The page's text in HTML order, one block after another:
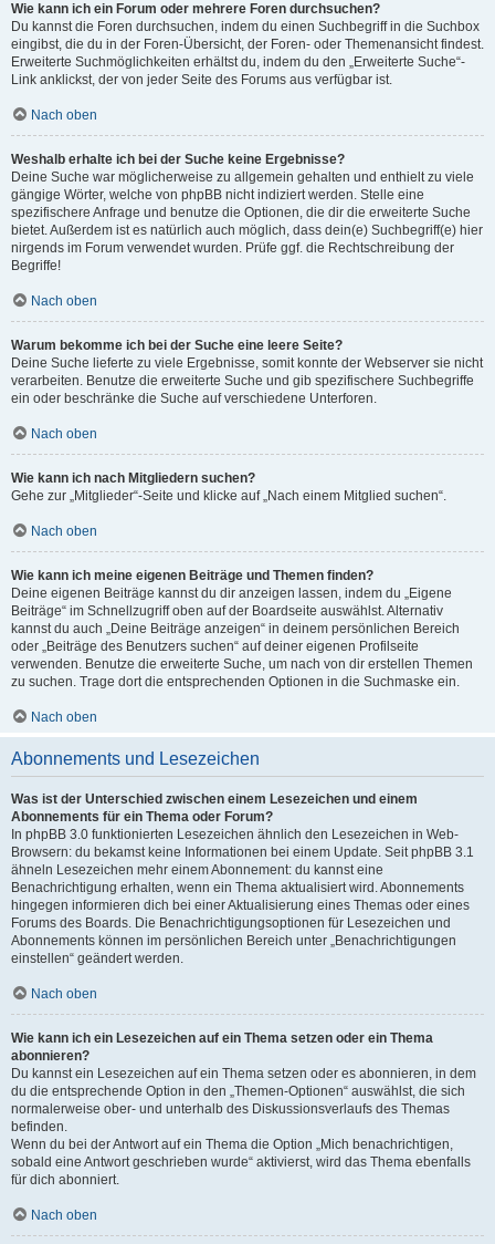
Wie kann ich ein Forum oder mehrere Foren durchsuchen?
Du kannst die Foren durchsuchen, indem du einen Suchbegriff in die Suchbox
eingibst, die du in der Foren-Übersicht, der Foren- oder Themenansicht findest.
Erweiterte Suchmöglichkeiten erhältst du, indem du den „Erweiterte Suche“-
Link anklickst, der von jeder Seite des Forums aus verfügbar ist.
Nach oben
Weshalb erhalte ich bei der Suche keine Ergebnisse?
Deine Suche war möglicherweise zu allgemein gehalten und enthielt zu viele
gängige Wörter, welche von phpBB nicht indiziert werden. Stelle eine
spezifischere Anfrage und benutze die Optionen, die dir die erweiterte Suche
bietet. Außerdem ist es natürlich auch möglich, dass dein(e) Suchbegriff(e) hier
nirgends im Forum verwendet wurden. Prüfe ggf. die Rechtschreibung der
Begriffe!
Nach oben
Warum bekomme ich bei der Suche eine leere Seite?
Deine Suche lieferte zu viele Ergebnisse, somit konnte der Webserver sie nicht
verarbeiten. Benutze die erweiterte Suche und gib spezifischere Suchbegriffe
ein oder beschränke die Suche auf verschiedene Unterforen.
Nach oben
Wie kann ich nach Mitgliedern suchen?
Gehe zur „Mitglieder“-Seite und klicke auf „Nach einem Mitglied suchen“.
Nach oben
Wie kann ich meine eigenen Beiträge und Themen finden?
Deine eigenen Beiträge kannst du dir anzeigen lassen, indem du „Eigene
Beiträge“ im Schnellzugriff oben auf der Boardseite auswählst. Alternativ
kannst du auch „Deine Beiträge anzeigen“ in deinem persönlichen Bereich
oder „Beiträge des Benutzers suchen“ auf deiner eigenen Profilseite
verwenden. Benutze die erweiterte Suche, um nach von dir erstellen Themen
zu suchen. Trage dort die entsprechenden Optionen in die Suchmaske ein.
Nach oben
Abonnements und Lesezeichen
Was ist der Unterschied zwischen einem Lesezeichen und einem
Abonnements für ein Thema oder Forum?
In phpBB 3.0 funktionierten Lesezeichen ähnlich den Lesezeichen in Web-
Browsern: du bekamst keine Informationen bei einem Update. Seit phpBB 3.1
ähneln Lesezeichen mehr einem Abonnement: du kannst eine
Benachrichtigung erhalten, wenn ein Thema aktualisiert wird. Abonnements
hingegen informieren dich bei einer Aktualisierung eines Themas oder eines
Forums des Boards. Die Benachrichtigungsoptionen für Lesezeichen und
Abonnements können im persönlichen Bereich unter „Benachrichtigungen
einstellen“ geändert werden.
Nach oben
Wie kann ich ein Lesezeichen auf ein Thema setzen oder ein Thema
abonnieren?
Du kannst ein Lesezeichen auf ein Thema setzen oder es abonnieren, in dem
du die entsprechende Option in den „Themen-Optionen“ auswählst, die sich
normalerweise ober- und unterhalb des Diskussionsverlaufs des Themas
befinden.
Wenn du bei der Antwort auf ein Thema die Option „Mich benachrichtigen,
sobald eine Antwort geschrieben wurde“ aktivierst, wird das Thema ebenfalls
für dich abonniert.
Nach oben